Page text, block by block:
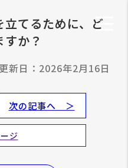
てるために、ど
か？
新日：2026年2月16日
次の記事へ ＞
ジ